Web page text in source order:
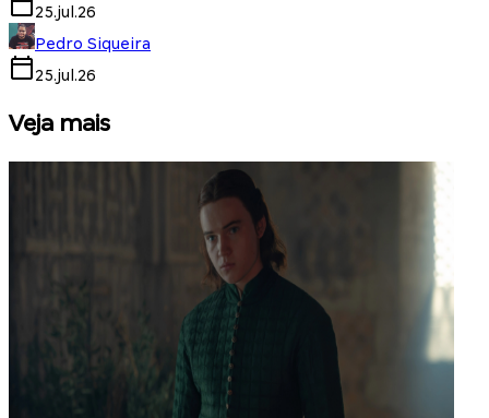
25.jul.26
Pedro Siqueira
25.jul.26
Veja mais